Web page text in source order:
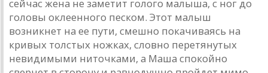
сейчас жена не заметит голого малыша, с ног до
головы оклеенного песком. Этот малыш
возникнет на ее пути, смешно покачиваясь на
кривых толстых ножках, словно перетянутых
невидимыми ниточками, а Маша спокойно